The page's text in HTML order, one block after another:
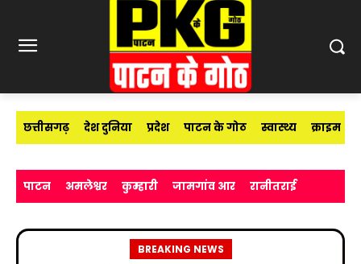
छत्तीसगढ़ देश दुनिया प्रदेश पाटन के गोठ स्वास्थ्य क्राइम
पाटन अमलेश्वर कुम्हारी जामगांव आर रानीतराई
BREAKING NEWS